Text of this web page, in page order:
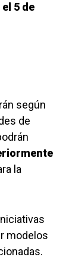
5 de
según
de
la
modelos